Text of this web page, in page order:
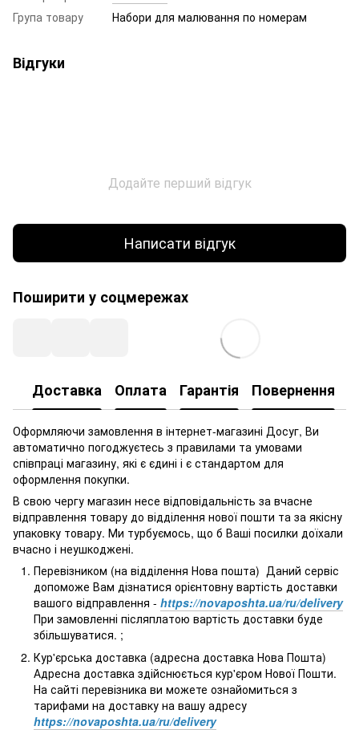
Група товару
Набори для малювання по номерам
Відгуки
Додайте перший відгук
Написати відгук
Поширити у соцмережах
Доставка Оплата Гарантія Повернення
Оформляючи замовлення в інтернет-магазині Досуг, Ви
автоматично погоджуєтесь з правилами та умовами
співпраці магазину, які є єдині і є стандартом для
оформлення покупки.
В свою чергу магазин несе відповідальність за вчасне
відправлення товару до відділення нової пошти та за якісну
упаковку товару. Ми турбуємось, що б Ваші посилки доїхали
вчасно і неушкоджені.
Перевізником (на відділення Нова пошта) Даний сервіс
допоможе Вам дізнатися орієнтовну вартість доставки
вашого відправлення - https://novaposhta.ua/ru/delivery
При замовленні післяплатою вартість доставки буде
збільшуватися. ;
Кур'єрська доставка (адресна доставка Нова Пошта)
Адресна доставка здійснюється кур'єром Нової Пошти.
На сайті перевізника ви можете ознайомиться з
тарифами на доставку на вашу адресу
https://novaposhta.ua/ru/delivery